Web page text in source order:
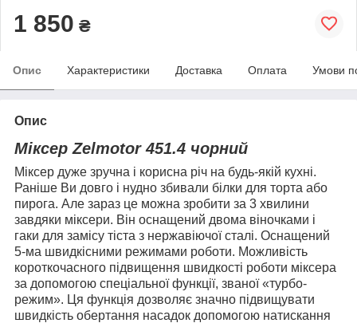
1 850 ₴
Опис Характеристики Доставка Оплата Умови
Опис
Міксер Zelmotor 451.4 чорний
Міксер дуже зручна і корисна річ на будь-якій кухні.
Раніше Ви довго і нудно збивали білки для торта або
пирога. Але зараз це можна зробити за 3 хвилини
завдяки міксери. Він оснащений двома віночками і
гаки для замісу тіста з нержавіючої сталі. Оснащений
5-ма швидкісними режимами роботи. Можливість
короткочасного підвищення швидкості роботи міксера
за допомогою спеціальної функції, званої «турбо-
режим». Ця функція дозволяє значно підвищувати
швидкість обертання насадок допомогою натискання